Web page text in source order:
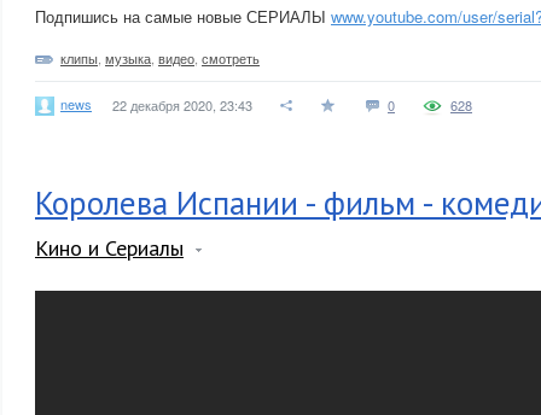
Подпишись на самые новые СЕРИАЛЫ www.youtube.com/user/
клипы музыка видео смотреть
news 22 декабря 2020, 23:43 0 628
Королева Испании - фильм -
Кино и Сериалы